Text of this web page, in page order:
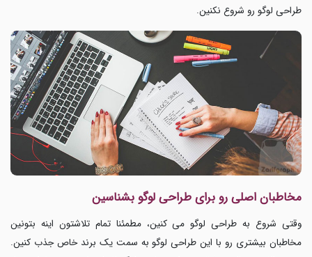
طراحی لوگو رو شروع نکنین.
مخاطبان اصلی رو برای طراحی لوگو بشناسین
وقتی شروع به طراحی لوگو می کنین، مطمئنا تمام تلاشتون اینه بتونین
مخاطبان بیشتری رو با این طراحی لوگو به سمت یک برند خاص جذب کنین.